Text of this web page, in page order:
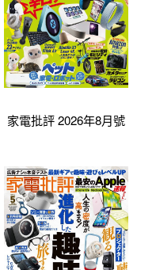
家電批評 2026年8月號